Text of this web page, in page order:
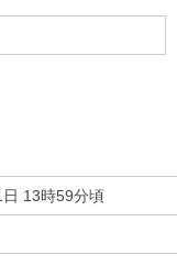
13時59分頃